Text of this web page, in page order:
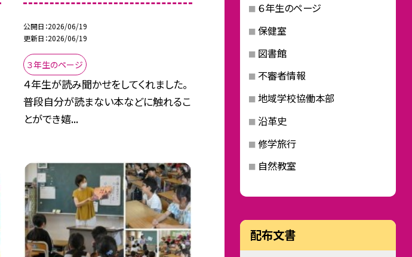
公開日 2026/06/19
更新日 2026/06/19
３年生のページ
４年生が読み聞かせをしてくれました。
普段自分が読まない本などに触れるこ
とができ嬉...
６年生のページ
保健室
図書館
不審者情報
地域学校協働本部
沿革史
修学旅行
自然教室
配布文書